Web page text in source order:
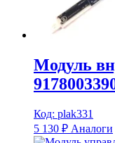
Модуль
Код: plak331
5 130 ₽ Аналоги